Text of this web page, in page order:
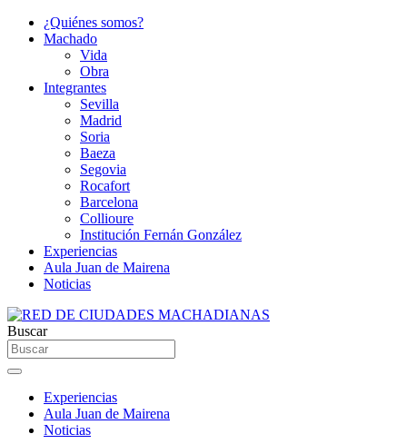
¿Quiénes somos?
Machado
Vida
Obra
Integrantes
Sevilla
Madrid
Soria
Baeza
Segovia
Rocafort
Barcelona
Collioure
Institución Fernán González
Experiencias
Aula Juan de Mairena
Noticias
Buscar
Experiencias
Aula Juan de Mairena
Noticias